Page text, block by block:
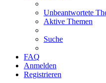
Unbeantwortete
Aktive Themen
Suche
FAQ
Anmelden
Registrieren